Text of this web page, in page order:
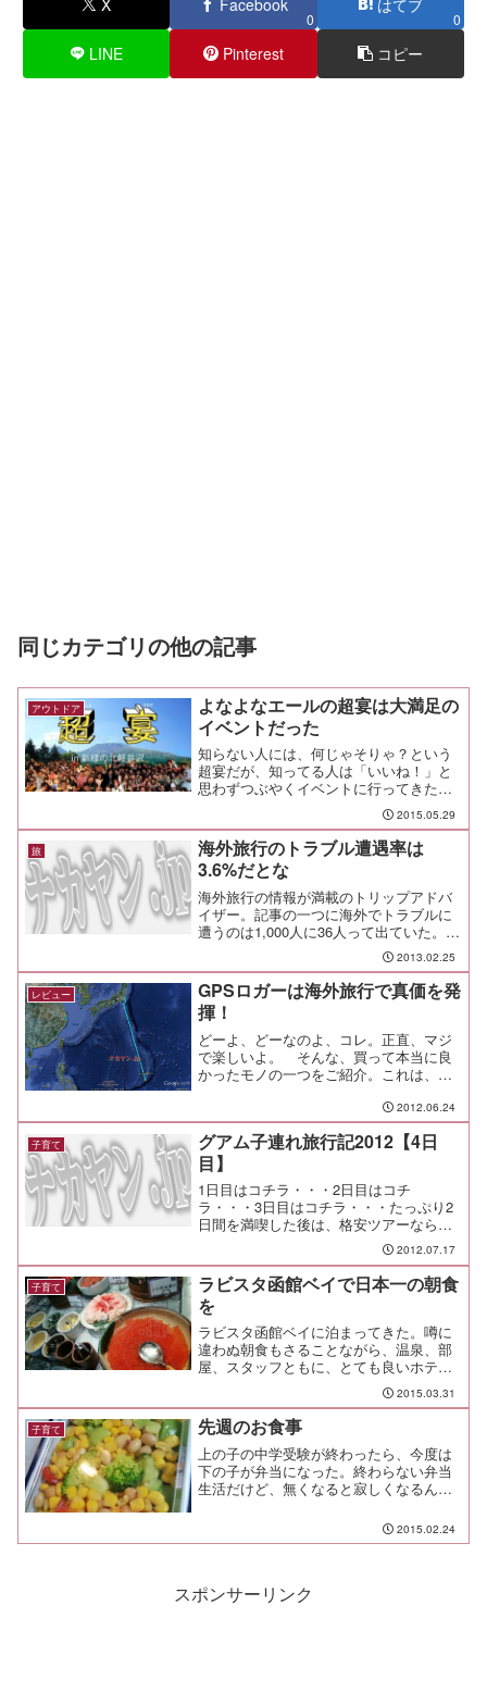
0 0
LINE Pinterest コピー
同じカテゴリの他の記事
アウトドア
よなよなエールの超宴は大満足の
イベントだった
知らない人には、何じゃそりゃ？という
超宴だが、知ってる人は「いいね！」と
思わずつぶやくイベントに行ってきた。
天気も良くて、ビールも旨くて、人も良
くて、本当に楽しい会だったよ！2015.05.29
旅
海外旅行のトラブル遭遇率は
3.6%だとな
海外旅行の情報が満載のトリップアドバ
イザー。記事の一つに海外でトラブルに
遭うのは1,000人に36人って出ていた。
これを少ないとみるか、多いとみるかだ
けど、無防備な人もそれなりに居るだろ
うから、ちゃんと気をつけていれば率は
ぐっと下がるんだ...
2013.02.25
レビュー
GPSロガーは海外旅行で真価を発
揮！
どーよ、どーなのよ、コレ。正直、マジ
で楽しいよ。 そんな、買って本当に良
かったモノの一つをご紹介。これは、グ
こまでも、まっすぐ。 ひたすらまっす
ぐの3時間。次は、着陸してから成田空港
の中をどう飛行機は動い...
2012.06.24
子育て
グアム子連れ旅行記2012【4日
目】
1日目はコチラ・・・2日目はコチ
ラ・・・3日目はコチラ・・・たっぷり2
日間を満喫した後は、格安ツアーならで
はの早朝帰国便が待っている。最終日は
ホテルを04:30に出発して、07:07時のユ
ナイテッドで10時頃には日本に到着する
という、早起き...
2012.07.17
子育て
ラビスタ函館ベイで日本一の朝食
を
ラビスタ函館ベイに泊まってきた。噂に
違わぬ朝食もさることながら、温泉、部
屋、スタッフともに、とても良いホテル
2015.03.31
子育て 先週のお食事
上の子の中学受験が終わったら、今度は
下の子が弁当になった。終わらない弁当
生活だけど、無くなると寂しくなるんだ
2015.02.24
スポンサーリンク